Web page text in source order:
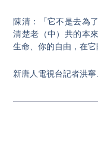
陳清：「它不是去為
清楚老（中）共的本
生命、你的自由，在它
新唐人電視台記者洪